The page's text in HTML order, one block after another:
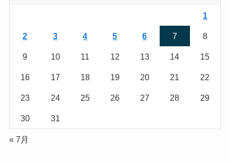
1
2 3 4 5 6 7 8
9 10 11 12 13 14 15
16 17 18 19 20 21 22
23 24 25 26 27 28 29
30 31
« 7月